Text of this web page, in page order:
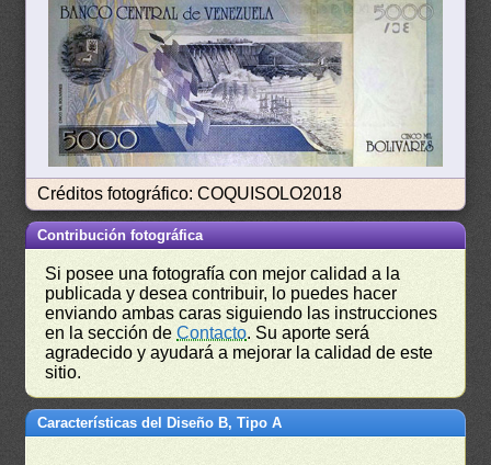
Créditos fotográfico: COQUISOLO2018
Contribución fotográfica
Si posee una fotografía con mejor calidad a la
publicada y desea contribuir, lo puedes hacer
enviando ambas caras siguiendo las instrucciones
en la sección deContacto. Su aporte será
agradecido y ayudará a mejorar la calidad de este
sitio.
Características del Diseño B, Tipo A